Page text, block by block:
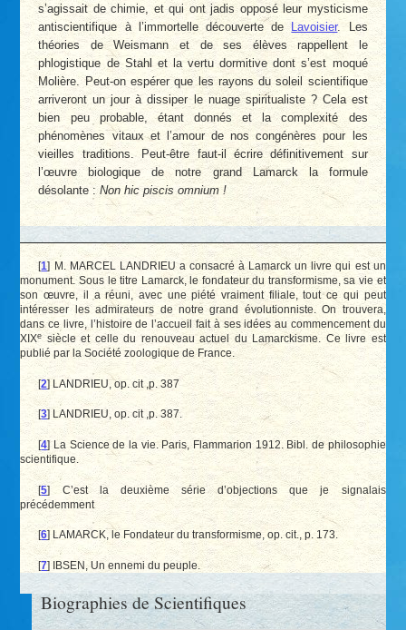
s’agissait de chimie, et qui ont jadis opposé leur mysticisme
antiscientifique à l’immortelle découverte deLavoisier. Les
théories de Weismann et de ses élèves rappellent le
phlogistique de Stahl et la vertu dormitive dont s’est moqué
Molière. Peut-on espérer que les rayons du soleil scientifique
arriveront un jour à dissiper le nuage spiritualiste ? Cela est
bien peu probable, étant donnés et la complexité des
phénomènes vitaux et l’amour de nos congénères pour les
vieilles traditions. Peut-être faut-il écrire définitivement sur
l’œuvre biologique de notre grand Lamarck la formule
désolante :Non hic piscis omnium !
[1]
M. MARCEL LANDRIEU a consacré à Lamarck un livre qui est un
monument. Sous le titre Lamarck, le fondateur du transformisme, sa vie et
son œuvre, il a réuni, avec une piété vraiment filiale, tout ce qui peut
intéresser les admirateurs de notre grand évolutionniste. On trouvera,
dans ce livre, l’histoire de l’accueil fait à ses idées au commencement du
XIXesiècle et celle du renouveau actuel du Lamarckisme. Ce livre est
publié par la Société zoologique de France.
[2]LANDRIEU, op. cit ,p. 387
[3] LANDRIEU, op. cit ,p. 387.
[4] La Science de la vie. Paris, Flammarion 1912. Bibl. de philosophie
scientifique.
[5] C’est la deuxième série d’objections que je signalais
précédemment
[6] LAMARCK, le Fondateur du transformisme, op. cit., p. 173.
[7] IBSEN, Un ennemi du peuple.
Biographies de Scientifiques